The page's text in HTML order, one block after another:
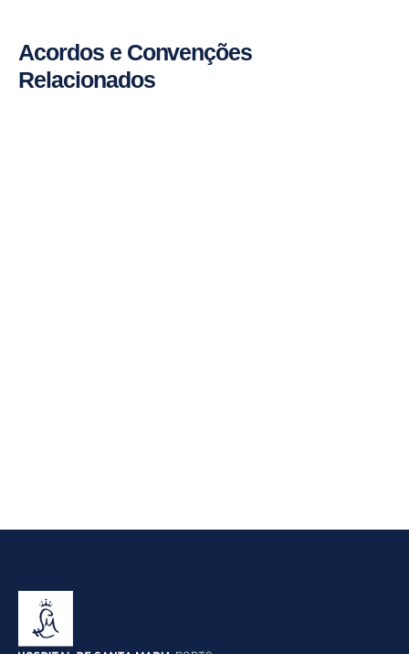
Acordos e Convenções
Relacionados